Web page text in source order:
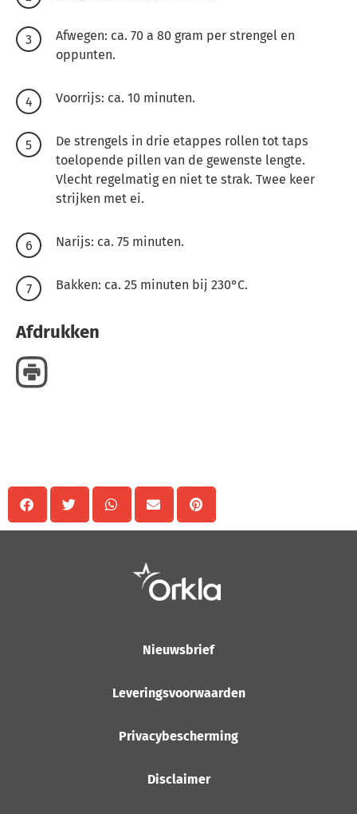
Afwegen: ca. 70 a 80 gram per strengel en
oppunten.
Voorrijs: ca. 10 minuten.
De strengels in drie etappes rollen tot taps
toelopende pillen van de gewenste lengte.
Vlecht regelmatig en niet te strak. Twee keer
strijken met ei.
Narijs: ca. 75 minuten.
Bakken: ca. 25 minuten bij 230°C.
Afdrukken
Nieuwsbrief
Leveringsvoorwaarden
Privacybescherming
Disclaimer